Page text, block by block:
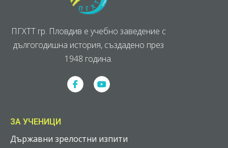
ПГХТТ гр. Пловдив е учебно заведение с
дългогодишна история, създадено през
1948 година.
ЗА УЧЕНИЦИ
Държавни зрелостни изпити